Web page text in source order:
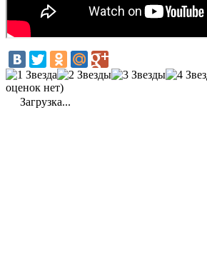
оценок нет)
Загрузка...